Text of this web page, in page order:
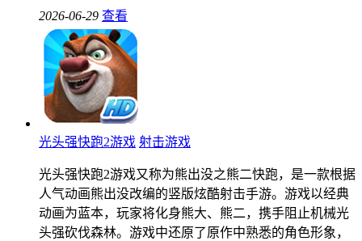
2026-06-29 查看
光头强快跑2游戏 射击游戏
光头强快跑2游戏又称为熊出没之熊二快跑，是一款根据
人气动画熊出没改编的竖版炫酷射击手游。游戏以经典
动画为蓝本，玩家将化身熊大、熊二，携手阻止机械光
头强砍伐森林。游戏中还原了原作中熟悉的角色形象，